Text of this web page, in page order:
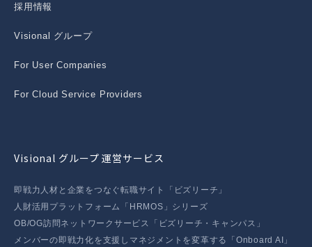
採用情報
Visional グループ
For User Companies
For Cloud Service Providers
Visional グループ 運営サービス
即戦力人材と企業をつなぐ転職サイト「ビズリーチ」
人財活用プラットフォーム「HRMOS」シリーズ
OB/OG訪問ネットワークサービス「ビズリーチ・キャンパス」
メンバーの即戦力化を支援しマネジメントを変革する「Onboard AI」